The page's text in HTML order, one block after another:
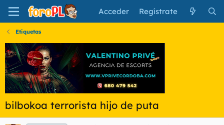
Acceder Regístrate
Etiquetas
bilbokoa terrorista hijo de puta